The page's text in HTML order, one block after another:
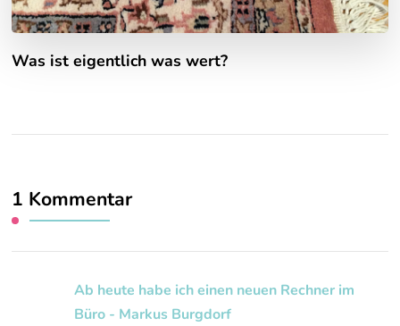
Was ist eigentlich was wert?
1 Kommentar
Ab heute habe ich einen neuen Rechner im
Büro - Markus Burgdorf